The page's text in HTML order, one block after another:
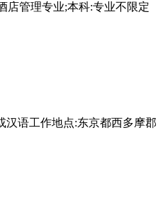
店管理专业;本科:专业不限定
汉语工作地点:东京都西多摩郡